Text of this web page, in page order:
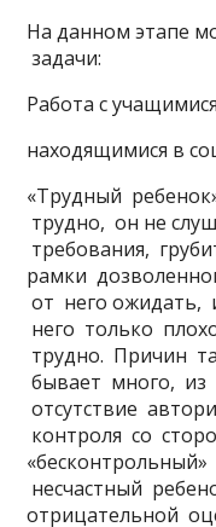
На данном этапе
задачи:
Работа с
находящимися в
«Трудный
трудно, он не
требования,
рамки
от него ожидать,
него только
трудно. Причин
бывает много,
отсутствие
контроля со
несчастный
отрицательной